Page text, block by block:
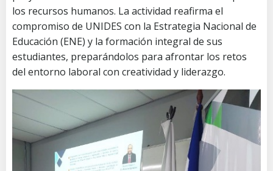
los recursos humanos. La actividad reafirma el
compromiso de UNIDES con la Estrategia Nacional de
Educación (ENE) y la formación integral de sus
estudiantes, preparándolos para afrontar los retos
del entorno laboral con creatividad y liderazgo.